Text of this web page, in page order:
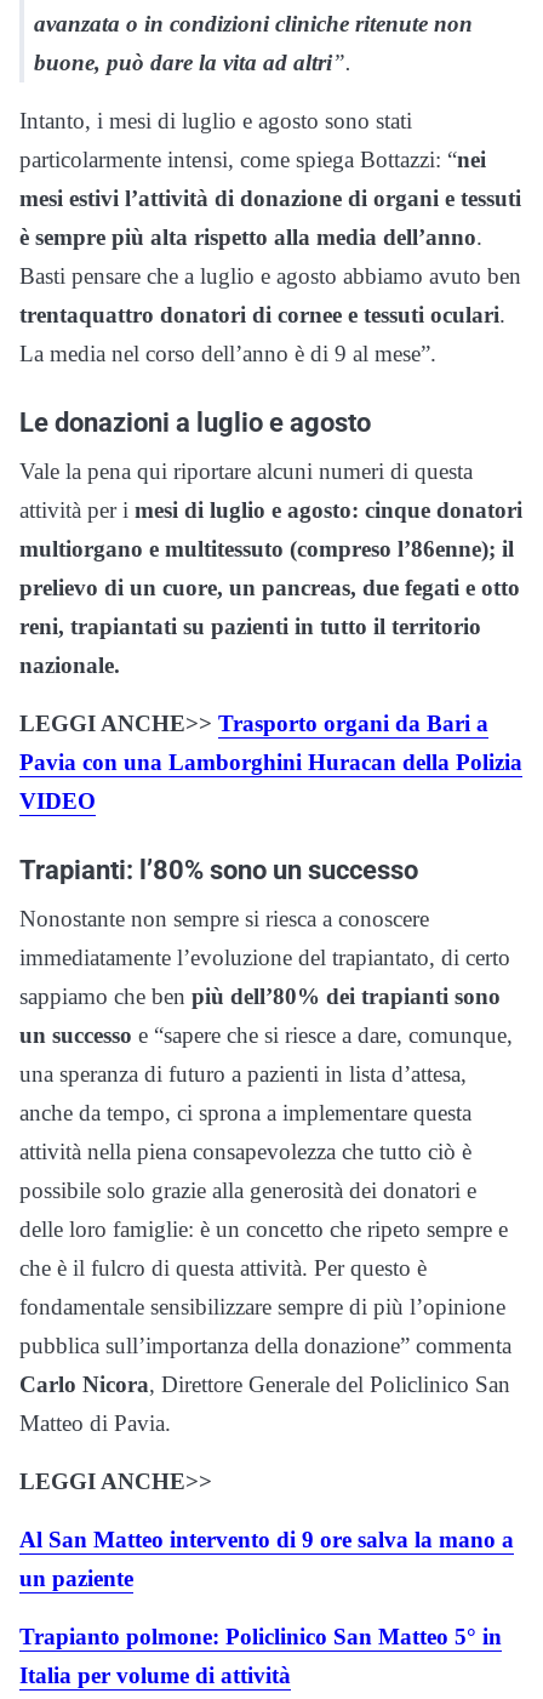
avanzata o in condizioni cliniche ritenute non
buone, può dare la vita ad altri”.
Intanto, i mesi di luglio e agosto sono stati
particolarmente intensi, come spiega Bottazzi: “nei
mesi estivi l’attività di donazione di organi e tessuti
è sempre più alta rispetto alla media dell’anno.
Basti pensare che a luglio e agosto abbiamo avuto ben
trentaquattro donatori di cornee e tessuti oculari.
La media nel corso dell’anno è di 9 al mese”.
Le donazioni a luglio e agosto
Vale la pena qui riportare alcuni numeri di questa
attività per i mesi di luglio e agosto: cinque donatori
multiorgano e multitessuto (compreso l’86enne); il
prelievo di un cuore, un pancreas, due fegati e otto
reni, trapiantati su pazienti in tutto il territorio
nazionale.
LEGGI ANCHE>> Trasporto organi da Bari a
Pavia con una Lamborghini Huracan della Polizia
VIDEO
Trapianti: l’80% sono un successo
Nonostante non sempre si riesca a conoscere
immediatamente l’evoluzione del trapiantato, di certo
sappiamo che ben più dell’80% dei trapianti sono
un successo e “sapere che si riesce a dare, comunque,
una speranza di futuro a pazienti in lista d’attesa,
anche da tempo, ci sprona a implementare questa
attività nella piena consapevolezza che tutto ciò è
possibile solo grazie alla generosità dei donatori e
delle loro famiglie: è un concetto che ripeto sempre e
che è il fulcro di questa attività. Per questo è
fondamentale sensibilizzare sempre di più l’opinione
pubblica sull’importanza della donazione” commenta
Carlo Nicora, Direttore Generale del Policlinico San
Matteo di Pavia.
LEGGI ANCHE>>
Al San Matteo intervento di 9 ore salva la mano a
un paziente
Trapianto polmone: Policlinico San Matteo 5° in
Italia per volume di attività